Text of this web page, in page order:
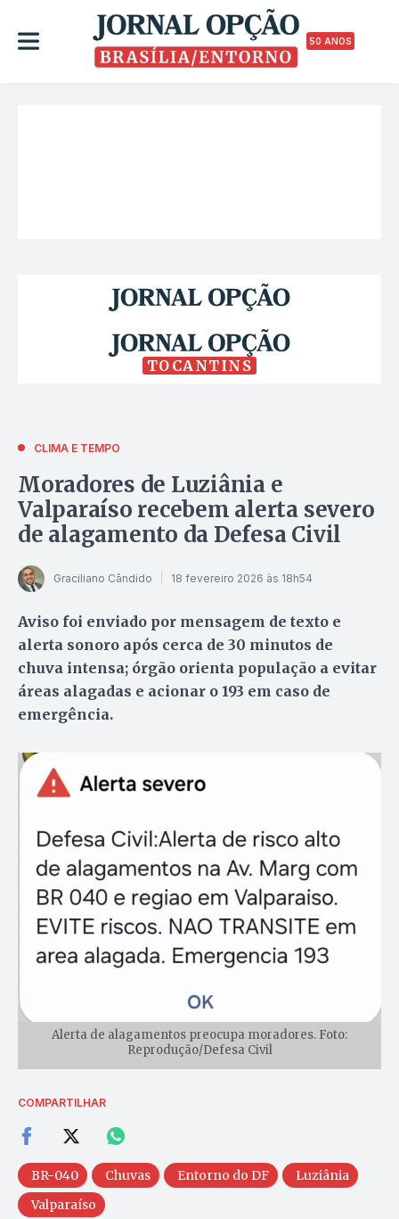
50 ANOS
TOCANTINS
CLIMA E TEMPO
Moradores de Luziânia e
Valparaíso recebem alerta severo
de alagamento da Defesa Civil
Graciliano Cândido 18 fevereiro 2026 às 18h54
Aviso foi enviado por mensagem de texto e
alerta sonoro após cerca de 30 minutos de
chuva intensa; órgão orienta população a evitar
áreas alagadas e acionar o 193 em caso de
emergência.
Alerta de alagamentos preocupa moradores. Foto:
Reprodução/Defesa Civil
COMPARTILHAR
BR-040 Chuvas Entorno do DF
Luziânia
Valparaíso